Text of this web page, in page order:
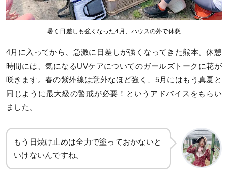
暑く日差しも強くなった4月、ハウスの外で休憩
4月に入ってから、急激に日差しが強くなってきた熊本。休憩
時間には、気になるUVケアについてのガールズトークに花が
咲きます。春の紫外線は意外なほど強く、5月にはもう真夏と
同じように最大級の警戒が必要！というアドバイスをもらい
ました。
もう日焼け止めは全力で塗っておかないと
いけないんですね。